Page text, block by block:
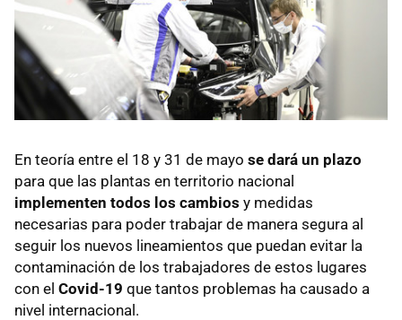
En teoría entre el 18 y 31 de mayo se dará un plazo
para que las plantas en territorio nacional
implementen todos los cambios y medidas
necesarias para poder trabajar de manera segura al
seguir los nuevos lineamientos que puedan evitar la
contaminación de los trabajadores de estos lugares
con el Covid-19 que tantos problemas ha causado a
nivel internacional.